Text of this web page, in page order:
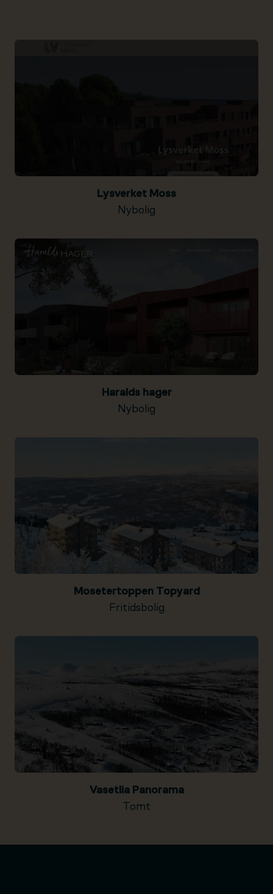
Lysverket Moss
Nybolig
Haralds hager
Nybolig
Mosetertoppen Topyard
Fritidsbolig
Vasetlia Panorama
Tomt